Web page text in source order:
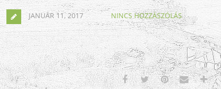
JANUÁR 11, 2017 NINCS HOZZÁSZÓLÁS